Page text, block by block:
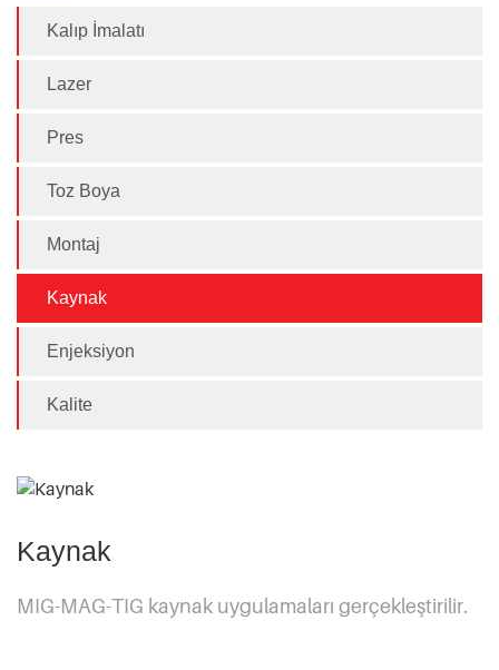
Kalıp İmalatı
Lazer
Pres
Toz Boya
Montaj
Kaynak
Enjeksiyon
Kalite
Kaynak
MIG-MAG-TIG kaynak uygulamaları gerçekleştirilir.